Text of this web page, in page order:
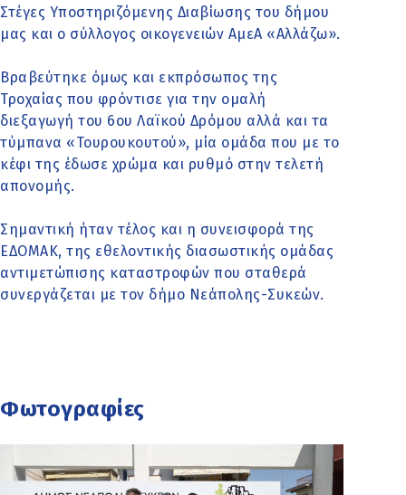
Στέγες Υποστηριζόμενης Διαβίωσης του δήμου
μας και ο σύλλογος οικογενειών ΑμεΑ «Αλλάζω».
Βραβεύτηκε όμως και εκπρόσωπος της
Τροχαίας που φρόντισε για την ομαλή
διεξαγωγή του 6ου Λαϊκού Δρόμου αλλά και τα
τύμπανα «Τουρουκουτού», μία ομάδα που με το
κέφι της έδωσε χρώμα και ρυθμό στην τελετή
απονομής.
Σημαντική ήταν τέλος και η συνεισφορά της
ΕΔΟΜΑΚ, της εθελοντικής διασωστικής ομάδας
αντιμετώπισης καταστροφών που σταθερά
συνεργάζεται με τον δήμο Νεάπολης-Συκεών.
Φωτογραφίες